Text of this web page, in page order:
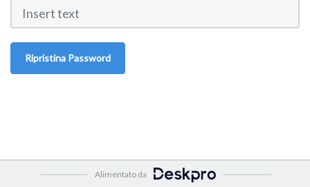
Ripristina Password
Alimentato da